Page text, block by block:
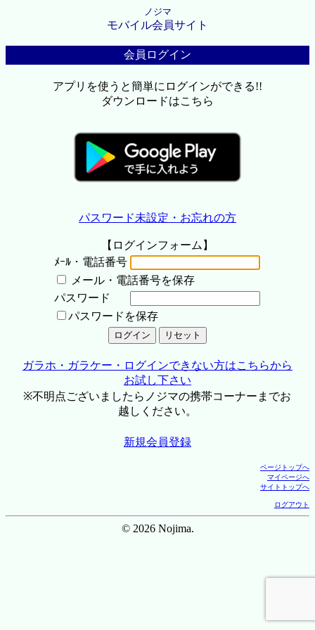
ノジマ
モバイル会員サイト
会員ログイン
アプリを使うと簡単にログインができる!!
ダウンロードはこちら
パスワード未設定・お忘れの方
【ログインフォーム】
ﾒｰﾙ・電話番号
メール・電話番号を保存
パスワード
パスワードを保存
ガラホ・ガラケー・ログインできない方はこちらから
お試し下さい
※不明点ございましたらノジマの携帯コーナーまでお
越しください。
新規会員登録
ページトップへ
マイページへ
サイトトップへ
ログアウト
© 2026 Nojima.